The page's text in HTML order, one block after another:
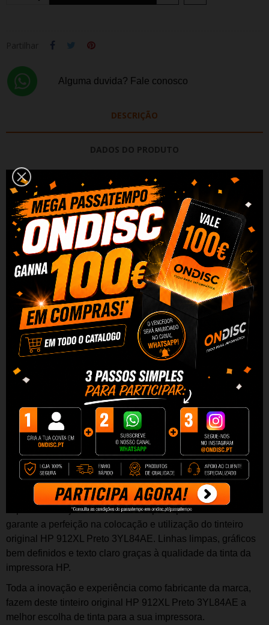
Alguma duvida? Fale conosco
DESCRIÇÃO
DADOS DO PRODUTO
REVIEWS
inteirooriginal HP 912XL Preto 3YL84AE
Caracteristicas do tinteir ooriginal HP 912XL Preto
3YL84AE:
Cor: Preto
O novo tinteiro original HP 912XL Preto 3YL84AE oferece
um óptimo desempenho e qualidade para a sua impressora
compatível. Um novo compromisso com a inovação em tinta
para impressoras da marca HP, garantia de qualidade no
fabrico de consumíveis de impressão.
Ao comprar o seu
tinteiro original HP 912XL Preto 3YL84AE
terá uma equipa comercial ao seu serviço por
e-mail para resolver quaisquer questões,
preocupações ou problemas com a máxima atenção e
rapidez. Basta comprar o t
inteirooriginal HP 912XL Preto
3YL84AE e colocá-lo confortavelmente na sua impressora
para começar a desfrutar das suas características.
inteiro original HP 912XL Preto 3YL84AEé
especialmente concebido pelo fabricante para a sua
impressora de jacto de tinta. Feito por e para a marca. A HP
garante a perfeição na colocação e utilização do tinteiro
original HP 912XL Preto 3YL84AE. Linhas limpas, gráficos
bem definidos e texto claro graças à qualidade da tinta da
impressora HP.
Toda a inovação e experiência como fabricante da marca,
fazem deste tinteiro original HP 912XL Preto 3YL84AE a
melhor escolha de tinta para a sua impressora.